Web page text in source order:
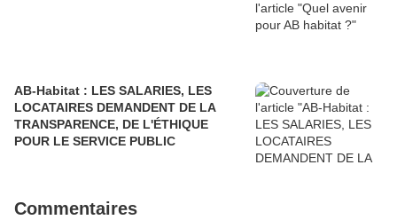
AB-Habitat : LES SALARIES, LES
LOCATAIRES DEMANDENT DE LA
TRANSPARENCE, DE L'ÉTHIQUE
POUR LE SERVICE PUBLIC
Commentaires